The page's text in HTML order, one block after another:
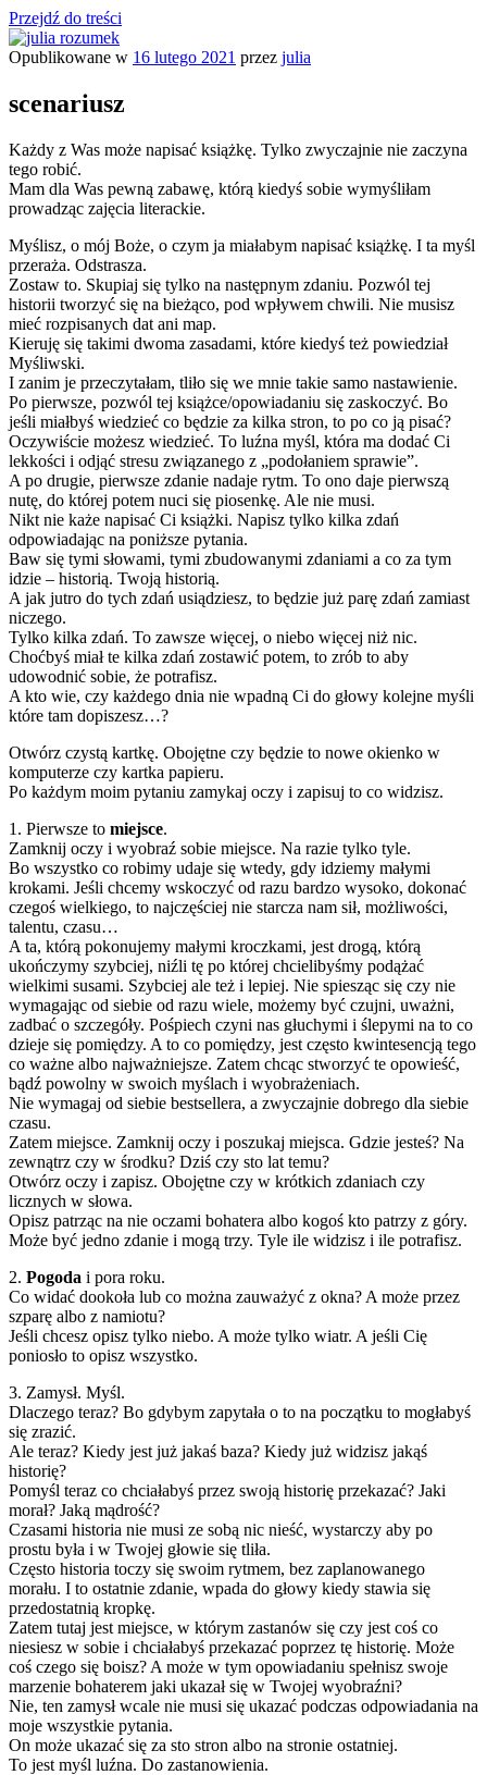
Przejdź do treści
Opublikowane w 16 lutego 2021 przez julia
scenariusz
Każdy z Was może napisać książkę. Tylko zwyczajnie nie zaczyna
tego robić.
Mam dla Was pewną zabawę, którą kiedyś sobie wymyśliłam
prowadząc zajęcia literackie.
Myślisz, o mój Boże, o czym ja miałabym napisać książkę. I ta myśl
przeraża. Odstrasza.
Zostaw to. Skupiaj się tylko na następnym zdaniu. Pozwól tej
historii tworzyć się na bieżąco, pod wpływem chwili. Nie musisz
mieć rozpisanych dat ani map.
Kieruję się takimi dwoma zasadami, które kiedyś też powiedział
Myśliwski.
I zanim je przeczytałam, tliło się we mnie takie samo nastawienie.
Po pierwsze, pozwól tej książce/opowiadaniu się zaskoczyć. Bo
jeśli miałbyś wiedzieć co będzie za kilka stron, to po co ją pisać?
Oczywiście możesz wiedzieć. To luźna myśl, która ma dodać Ci
lekkości i odjąć stresu związanego z „podołaniem sprawie”.
A po drugie, pierwsze zdanie nadaje rytm. To ono daje pierwszą
nutę, do której potem nuci się piosenkę. Ale nie musi.
Nikt nie każe napisać Ci książki. Napisz tylko kilka zdań
odpowiadając na poniższe pytania.
Baw się tymi słowami, tymi zbudowanymi zdaniami a co za tym
idzie – historią. Twoją historią.
A jak jutro do tych zdań usiądziesz, to będzie już parę zdań zamiast
niczego.
Tylko kilka zdań. To zawsze więcej, o niebo więcej niż nic.
Choćbyś miał te kilka zdań zostawić potem, to zrób to aby
udowodnić sobie, że potrafisz.
A kto wie, czy każdego dnia nie wpadną Ci do głowy kolejne myśli
które tam dopiszesz…?
Otwórz czystą kartkę. Obojętne czy będzie to nowe okienko w
komputerze czy kartka papieru.
Po każdym moim pytaniu zamykaj oczy i zapisuj to co widzisz.
1. Pierwsze to miejsce.
Zamknij oczy i wyobraź sobie miejsce. Na razie tylko tyle.
Bo wszystko co robimy udaje się wtedy, gdy idziemy małymi
krokami. Jeśli chcemy wskoczyć od razu bardzo wysoko, dokonać
czegoś wielkiego, to najczęściej nie starcza nam sił, możliwości,
talentu, czasu…
A ta, którą pokonujemy małymi kroczkami, jest drogą, którą
ukończymy szybciej, niźli tę po której chcielibyśmy podążać
wielkimi susami. Szybciej ale też i lepiej. Nie spiesząc się czy nie
wymagając od siebie od razu wiele, możemy być czujni, uważni,
zadbać o szczegóły. Pośpiech czyni nas głuchymi i ślepymi na to co
dzieje się pomiędzy. A to co pomiędzy, jest często kwintesencją tego
co ważne albo najważniejsze. Zatem chcąc stworzyć te opowieść,
bądź powolny w swoich myślach i wyobrażeniach.
Nie wymagaj od siebie bestsellera, a zwyczajnie dobrego dla siebie
czasu.
Zatem miejsce. Zamknij oczy i poszukaj miejsca. Gdzie jesteś? Na
zewnątrz czy w środku? Dziś czy sto lat temu?
Otwórz oczy i zapisz. Obojętne czy w krótkich zdaniach czy
licznych w słowa.
Opisz patrząc na nie oczami bohatera albo kogoś kto patrzy z góry.
Może być jedno zdanie i mogą trzy. Tyle ile widzisz i ile potrafisz.
2. Pogoda i pora roku.
Co widać dookoła lub co można zauważyć z okna? A może przez
szparę albo z namiotu?
Jeśli chcesz opisz tylko niebo. A może tylko wiatr. A jeśli Cię
poniosło to opisz wszystko.
3. Zamysł. Myśl.
Dlaczego teraz? Bo gdybym zapytała o to na początku to mogłabyś
się zrazić.
Ale teraz? Kiedy jest już jakaś baza? Kiedy już widzisz jakąś
historię?
Pomyśl teraz co chciałabyś przez swoją historię przekazać? Jaki
morał? Jaką mądrość?
Czasami historia nie musi ze sobą nic nieść, wystarczy aby po
prostu była i w Twojej głowie się tliła.
Często historia toczy się swoim rytmem, bez zaplanowanego
morału. I to ostatnie zdanie, wpada do głowy kiedy stawia się
przedostatnią kropkę.
Zatem tutaj jest miejsce, w którym zastanów się czy jest coś co
niesiesz w sobie i chciałabyś przekazać poprzez tę historię. Może
coś czego się boisz? A może w tym opowiadaniu spełnisz swoje
marzenie bohaterem jaki ukazał się w Twojej wyobraźni?
Nie, ten zamysł wcale nie musi się ukazać podczas odpowiadania na
moje wszystkie pytania.
On może ukazać się za sto stron albo na stronie ostatniej.
To jest myśl luźna. Do zastanowienia.